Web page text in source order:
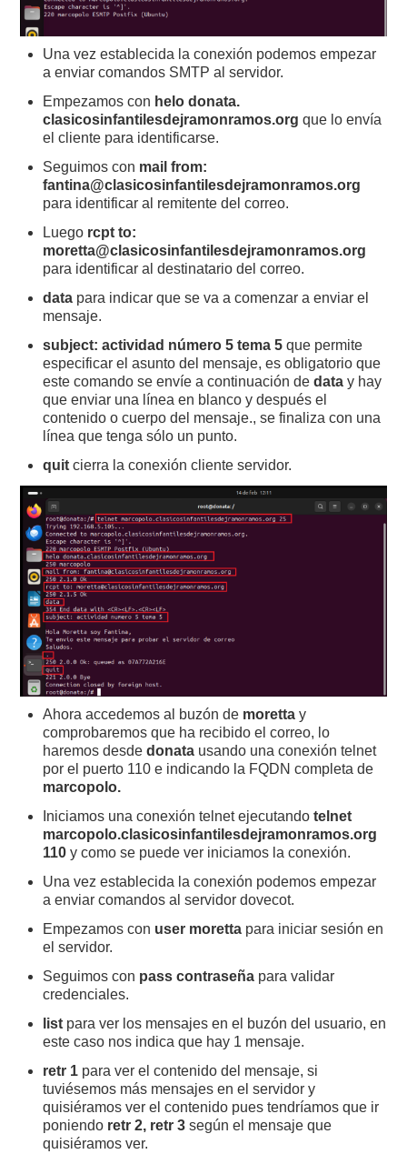
Una vez establecida la conexión podemos empezar
a enviar comandos SMTP al servidor.
Empezamos con helo donata.
clasicosinfantilesdejramonramos.orgque lo envía
el cliente para identificarse.
Seguimos con mail from:
fantina@clasicosinfantilesdejramonramos.org
para identificar al remitente del correo.
Luego rcpt to:
moretta@clasicosinfantilesdejramonramos.org
para identificar al destinatario del correo.
data para indicar que se va a comenzar a enviar el
mensaje.
subject: actividad número 5 tema 5que permite
especificar el asunto del mensaje, es obligatorio que
este comando se envíe a continuación dedata y hay
que enviar una línea en blanco y después el
contenido o cuerpo del mensaje., se finaliza con una
línea que tenga sólo un punto.
quitcierra la conexión cliente servidor.
Ahora accedemos al buzón de moretta y
comprobaremos que ha recibido el correo, lo
haremos desdedonata usando una conexión telnet
por el puerto 110 e indicando la FQDN completa de
marcopolo.
Iniciamos una conexión telnet ejecutandotelnet
marcopolo.clasicosinfantilesdejramonramos.org
110y como se puede ver iniciamos la conexión.
Una vez establecida la conexión podemos empezar
a enviar comandos al servidor dovecot.
Empezamos con user moretta para iniciar sesión en
el servidor.
Seguimos con pass contraseña para validar
credenciales.
list para ver los mensajes en el buzón del usuario, en
este caso nos indica que hay 1 mensaje.
retr 1 para ver el contenido del mensaje, si
tuviésemos más mensajes en el servidor y
quisiéramos ver el contenido pues tendríamos que ir
poniendo retr 2, retr 3según el mensaje que
quisiéramos ver.